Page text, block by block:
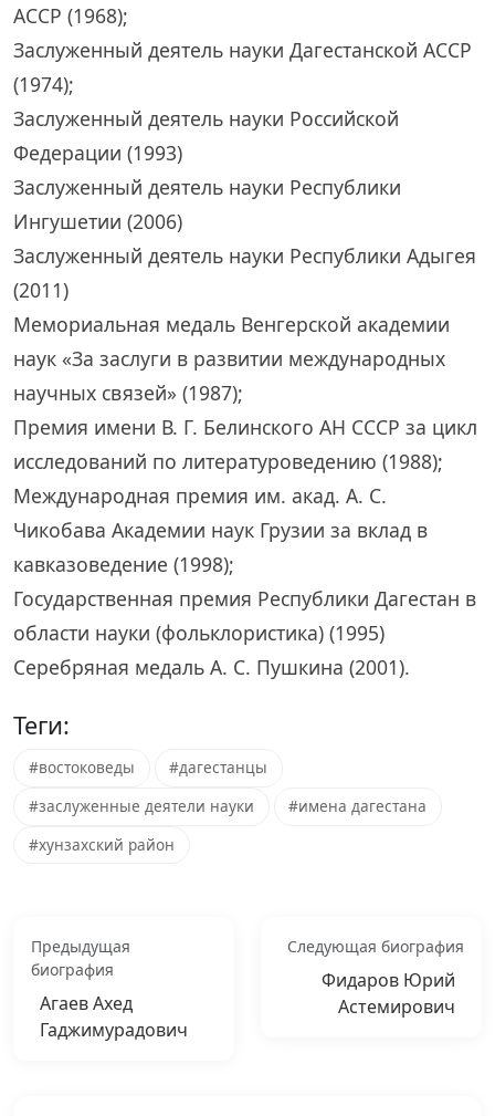
АССР (1968);
Заслуженный деятель науки Дагестанской АССР
(1974);
Заслуженный деятель науки Российской
Федерации (1993)
Заслуженный деятель науки Республики
Ингушетии (2006)
Заслуженный деятель науки Республики Адыгея
(2011)
Мемориальная медаль Венгерской академии
наук «За заслуги в развитии международных
научных связей» (1987);
Премия имени В. Г. Белинского АН СССР за цикл
исследований по литературоведению (1988);
Международная премия им. акад. А. С.
Чикобава Академии наук Грузии за вклад в
кавказоведение (1998);
Государственная премия Республики Дагестан в
области науки (фольклористика) (1995)
Серебряная медаль А. С. Пушкина (2001).
Теги:
#востоковеды
#дагестанцы
#заслуженные деятели науки
#имена дагестана
#хунзахский район
Предыдущая
биография
Агаев Ахед
Гаджимурадович
Следующая биография
Фидаров Юрий
Астемирович